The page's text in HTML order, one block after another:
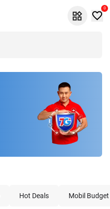
0
Hot Deals Mobil Budget